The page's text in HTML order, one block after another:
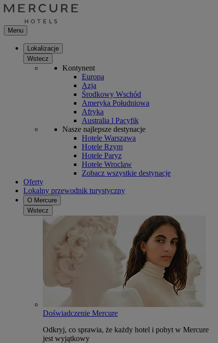
Menu
Lokalizacje
Wstecz
Kontynent
Europa
Azja
Środkowy Wschód
Ameryka Południowa
Afryka
Australia l Pacyfik
Nasze najlepsze destynacje
Hotele Warszawa
Hotele Rzym
Hotele Paryz
Hotele Wroclaw
Zobacz wszystkie destynacje
Oferty
Lokalny przewodnik turystyczny
O Mercure
Wstecz
Doświadczenie Mercure
Odkryj, co sprawia, że każdy hotel i pobyt w Mercure
jest wyjątkowy